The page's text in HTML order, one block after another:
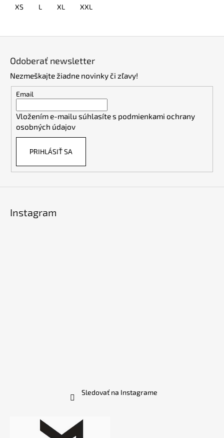
XS L XL XXL
Odoberať newsletter
Nezmeškajte žiadne novinky či zľavy!
Email
Vložením e-mailu súhlasíte s podmienkami ochrany
osobných údajov
PRIHLÁSIŤ SA
Instagram
Sledovať na Instagrame